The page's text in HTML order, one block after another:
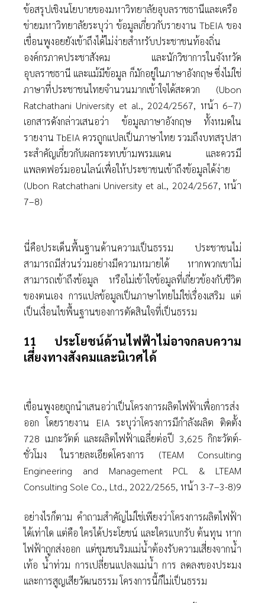
ข้อสรุปเชิงนโยบายของมหาวิทยาลัยอุบลราชธานีและเครือ
ข่ายมหาวิทยาลัยระบุว่า ข้อมูลเกี่ยวกับรายงาน TbEIA ของ
เขื่อนพูงอยยังเข้าถึงได้ไม่ง่ายสําหรับประชาชนท้องถิ่น
องค์กรภาคประชาสังคม และนักวิชาการในจังหวัด
อุบลราชธานี และแม้มีข้อมูล ก็มักอยู่ในภาษาอังกฤษ ซึ่งไม่ใช่
ภาษาที่ประชาชนไทยจํานวนมากเข้าใจได้สะดวก (Ubon
Ratchathani University et al., 2024/2567, หน้า 6–7)
เอกสารดังกล่าวเสนอว่า ข้อมูลภาษาอังกฤษ ทั้งหมดใน
รายงาน TbEIA ควรถูกแปลเป็นภาษาไทย รวมถึงบทสรุปสา
ระสําคัญเกี่ยวกับผลกระทบข้ามพรมแดน และควรมี
แพลตฟอร์มออนไลน์เพื่อให้ประชาชนเข้าถึงข้อมูลได้ง่าย
(Ubon Ratchathani University et al., 2024/2567, หน้า
7–8)
นี่คือประเด็นพื้นฐานด้านความเป็นธรรม ประชาชนไม่
สามารถมีส่วนร่วมอย่างมีความหมายได้ หากพวกเขาไม่
สามารถเข้าถึงข้อมูล หรือไม่เข้าใจข้อมูลที่เกี่ยวข้องกับชีวิต
ของตนเอง การแปลข้อมูลเป็นภาษาไทยไม่ใช่เรื่องเสริม แต่
เป็นเงื่อนไขพื้นฐานของการตัดสินใจที่เป็นธรรม
11 ประโยชน์ด้านไฟฟ้าไม่อาจกลบความ
เสี่ยงทางสังคมและนิเวศได้
เขื่อนพูงอยถูกนําเสนอว่าเป็นโครงการผลิตไฟฟ้าเพื่อการส่ง
ออก โดยรายงาน EIA ระบุว่าโครงการมีกําลังผลิต ติดตั้ง
728 เมกะวัตต์ และผลิตไฟฟ้าเฉลี่ยต่อปี 3,625 กิกะวัตต์-
ชั่วโมง ในรายละเอียดโครงการ (TEAM Consulting
Engineering and Management PCL & LTEAM
Consulting Sole Co., Ltd., 2022/2565, หน้า 3-7–3-8)9
อย่างไรก็ตาม คําถามสําคัญไม่ใช่เพียงว่าโครงการผลิตไฟฟ้า
ได้เท่าใด แต่คือ ใครได้ประโยชน์ และใครแบกรับ ต้นทุน หาก
ไฟฟ้าถูกส่งออก แต่ชุมชนริมแม่นํ้าต้องรับความเสี่ยงจากนํ้า
เท้อ นํ้าท่วม การเปลี่ยนแปลงแม่นํ้า การ ลดลงของประมง
และการสูญเสียวัฒนธรรม โครงการนี้ก็ไม่เป็นธรรม